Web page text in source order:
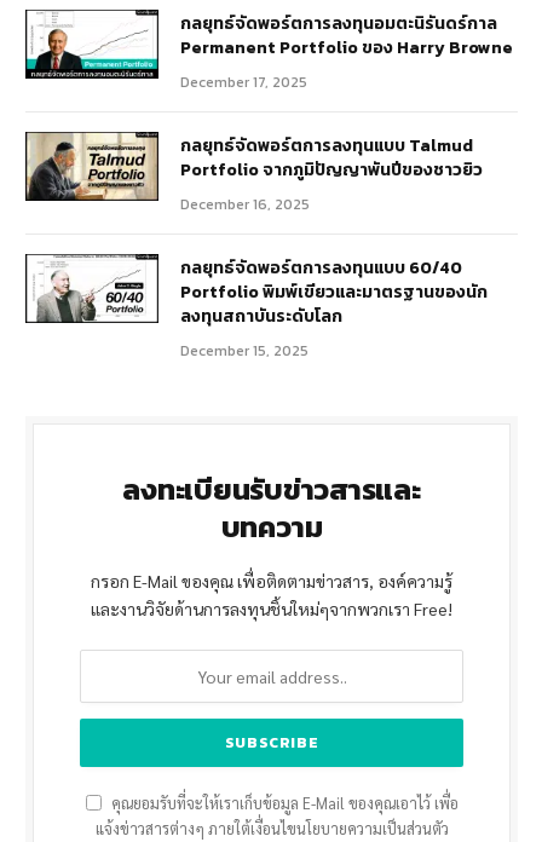
กลยุทธ์​จัดพอร์ตการลงทุนอมตะนิรันดร์กาล
Permanent Portfolio ของ Harry Browne
December 17, 2025
กลยุทธ์จัดพอร์ตการลงทุนแบบ Talmud
Portfolio จากภูมิปัญญาพันปีของชาวยิว
December 16, 2025
กลยุทธ์จัดพอร์ตการลงทุนแบบ 60/40
Portfolio พิมพ์เขียวและมาตรฐานของนัก
ลงทุนสถาบันระดับโลก
December 15, 2025
ลงทะเบียนรับข่าวสารและ
บทความ
กรอก E-Mail ของคุณ เพื่อติดตามข่าวสาร, องค์ความรู้
และงานวิจัยด้านการลงทุนชิ้นใหม่ๆจากพวกเรา Free!
คุณยอมรับที่จะให้เราเก็บข้อมูล E-Mail ของคุณเอาไว้ เพื่อ
แจ้งข่าวสารต่างๆ ภายใต้เงื่อนไขนโยบายความเป็นส่วนตัว